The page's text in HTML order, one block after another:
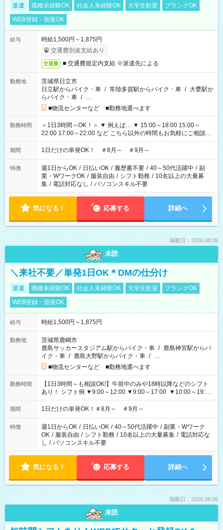
派遣 職種未経験OK 社会人未経験OK 大学生歓迎
ブランクOK
WEB登録・面接OK
給与
時給1,500円～1,875円
交通費別途支給あり
交通費 ■ 交通費規定内支給 ※派遣先による
勤務地
茨城県日立市
日立駅からバイク・車 / 常陸多賀駅からバイク・車 / 大甕駅か
らバイク・車 / …
■物流センターなど ■勤務地選べます
勤務時間
＜1日3時間～OK！＞ ▼ 例えば… ▼ 15:00～18:00 15:00～
22:00 17:00～22:00 など こちら以外の時間もお気軽にご相談く
ださい！
期間 1日だけの単発OK！ ＃8月～ ＃9月～
特徴 週1日からOK / 日払いOK / 履歴書不要 / 40～50代活躍中 / 副
業・WワークOK / 服装自由 / シフト勤務 / 10名以上の大量募
集 / 電話対応なし / パソコンスキル不要
気になる！ 応募する 詳細へ
掲載日：2026.08.05
未読
＼来社不要／単発1日OK＊DMの仕分け
派遣 職種未経験OK 社会人未経験OK 大学生歓迎
ブランクOK
WEB登録・面接OK
給与 時給1,500円～1,875円
勤務地
茨城県鹿嶋市
鹿島サッカースタジアム駅からバイク・車 / 鹿島神宮駅からバ
イク・車 / 鹿島大野駅からバイク・車 / …
■物流センターなど ■勤務地選べます
勤務時間
【1日3時間～も相談OK!】午前中のみや18時以降などのシフト
あり！ シフト例 ▼9:00～12:00 ▼9:00～17:00 ▼10:00～19:00
▼18:00～21:00
期間 1日だけの単発OK！＃8月～ ＃9月～
特徴 週1日からOK / 日払いOK / 40～50代活躍中 / 副業・Wワーク
OK / 服装自由 / シフト勤務 / 10名以上の大量募集 / 電話対応な
し / パソコンスキル不要
気になる！ 応募する 詳細へ
掲載日：2026.08.06
未読